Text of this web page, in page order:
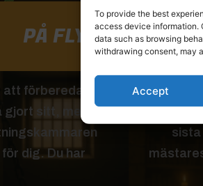
To provide the best
access device information.
data such as browsing
withdrawing consent, may
Accept
PÅ FLYKT
förbereda dig
gjort sitt, men nu
dig. Du har
År av
teblad
sista